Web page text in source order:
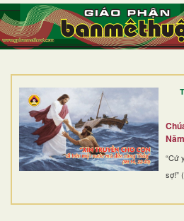
“Cứ
sợ!”
TRANG NHẤT
GIỚI THIỆU
DÒNG TU
BAN MỤC VỤ
ĐOÀN THỂ CG
ĐIỂM HÀNH HƯƠNG